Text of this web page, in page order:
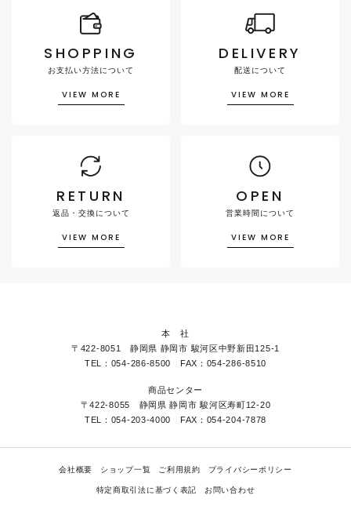
SHOPPING
お支払い方法について
VIEW MORE
DELIVERY
配送について
VIEW MORE
RETURN
返品・交換について
VIEW MORE
OPEN
営業時間について
VIEW MORE
本 社
〒422-8051 静岡県 静岡市 駿河区中野新田125-1
TEL：054-286-8500 FAX：054-286-8510
商品センター
〒422-8055 静岡県 静岡市 駿河区寿町12-20
TEL：054-203-4000 FAX：054-204-7878
会社概要 ショップ一覧 ご利用規約 プライバシーポリシー
特定商取引法に基づく表記 お問い合わせ